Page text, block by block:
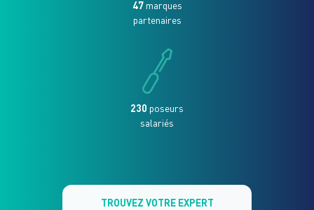
47marques
partenaires
230 poseurs
salariés
TROUVEZ VOTRE EXPERT